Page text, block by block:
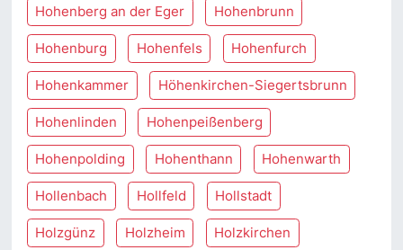
Hohenberg an der Eger Hohenbrunn
Hohenburg Hohenfels Hohenfurch
Hohenkammer Höhenkirchen-Siegertsbrunn
Hohenlinden Hohenpeißenberg
Hohenpolding Hohenthann Hohenwarth
Hollenbach Hollfeld Hollstadt
Holzgünz Holzheim Holzkirchen